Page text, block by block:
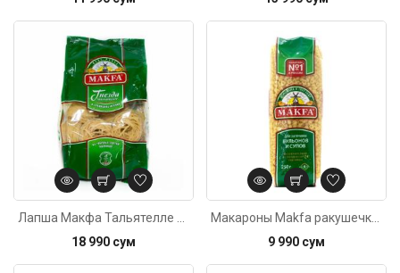
18 990 сум
Код: 4176
9 990 сум